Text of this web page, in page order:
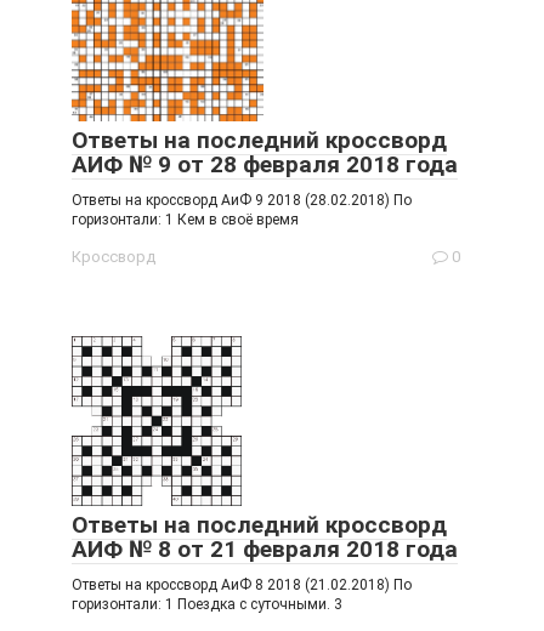
Ответы на последний кроссворд
АИФ № 9 от 28 февраля 2018 года
Ответы на кроссворд АиФ 9 2018 (28.02.2018) По
горизонтали: 1 Кем в своё время
Кроссворд 0
Ответы на последний кроссворд
АИФ № 8 от 21 февраля 2018 года
Ответы на кроссворд АиФ 8 2018 (21.02.2018) По
горизонтали: 1 Поездка с суточными. 3